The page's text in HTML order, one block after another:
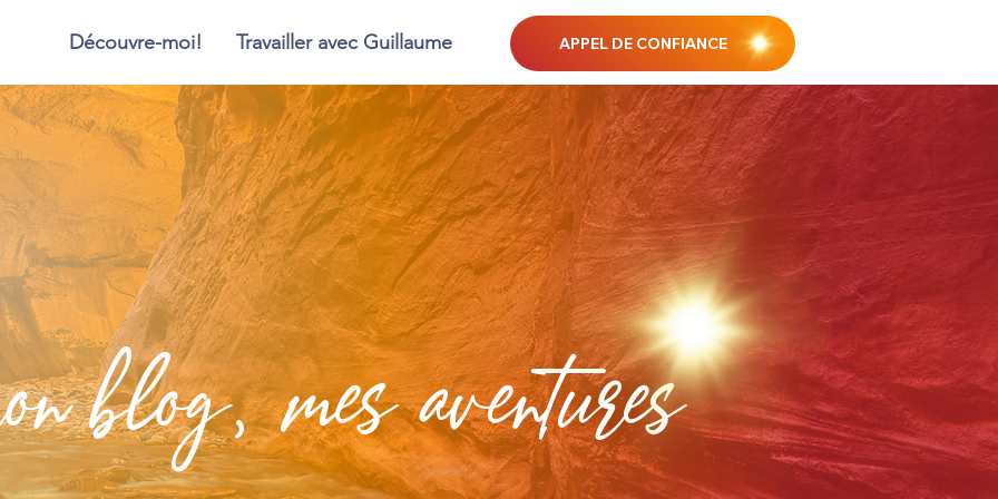
Découvre-moi! Travailler avec Guillaume APPEL DE CONFIANCE
mes aventures